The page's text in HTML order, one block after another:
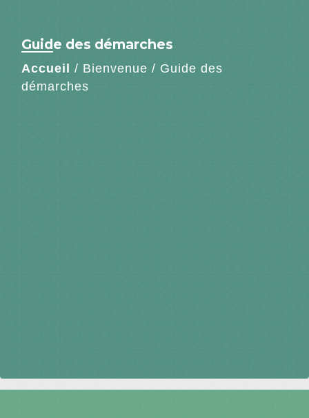
Guide des démarches
Accueil / Bienvenue / Guide des
démarches